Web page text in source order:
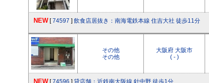
NEW [74597 ] 飲食店居抜き：南海電鉄本線 住吉大社 徒歩11分
その他
その他
大阪府 大阪市
( - )
NEW [74596 ] 貸店舗：近鉄南大阪線 針中野 徒歩1分